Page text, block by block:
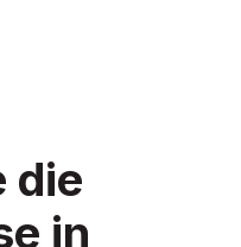
die
in